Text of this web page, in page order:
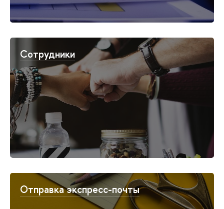
Сотрудники
Отправка экспресс-почты